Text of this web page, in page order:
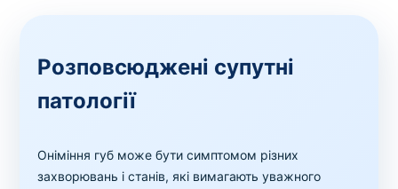
Розповсюджені супутні
патології
Оніміння губ може бути симптомом різних
захворювань і станів, які вимагають уважного